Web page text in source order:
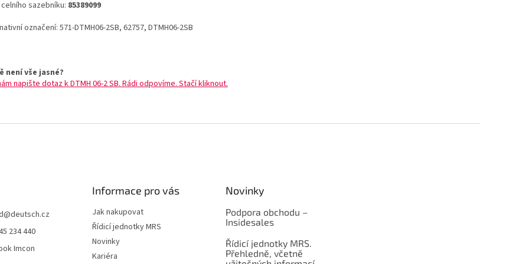
sazebníku: 85389099
označení: 571-DTMH06-2SB, 62757, DTMH06-2SB
není vše jasné?
napište dotaz k DTMH 06-2 SB. Rádi odpovíme. Stačí kliknout.
@deutsch.cz
234 440
Imcon
Informace pro vás
Jak nakupovat
Řídicí jednotky MRS
Novinky
Kariéra
Novinky
Podpora obchodu –
Insidesales
Řídicí jednotky MRS.
Přehledně, včetně